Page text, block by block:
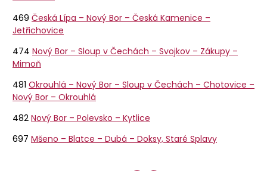
469 Česká Lípa – Nový Bor – Česká Kamenice –
Jetřichovice
474 Nový Bor – Sloup v Čechách – Svojkov – Zákupy –
Mimoň
481 Okrouhlá – Nový Bor – Sloup v Čechách – Chotovice –
Nový Bor – Okrouhlá
482 Nový Bor – Polevsko – Kytlice
697 Mšeno – Blatce – Dubá – Doksy, Staré Splavy